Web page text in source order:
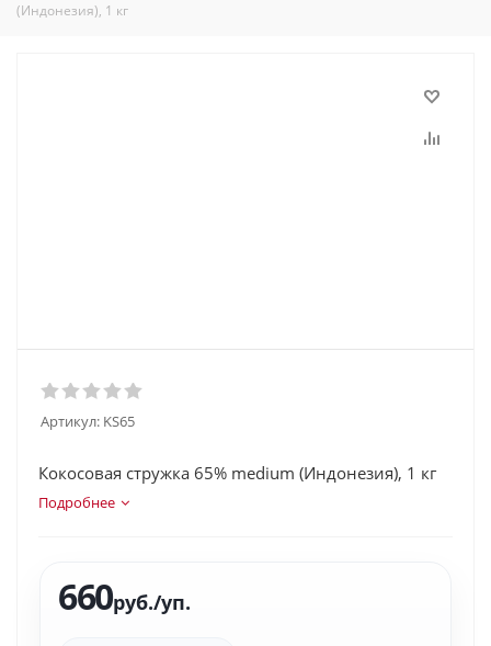
(Индонезия), 1 кг
Артикул: KS65
Кокосовая стружка 65% medium (Индонезия), 1 кг
Подробнее
660руб./уп.